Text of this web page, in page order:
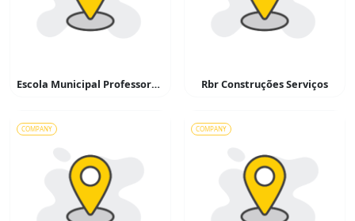
Escola Municipal Professora Benedita Camargo Valêncio Rbr Construções Serviços
COMPANY COMPANY